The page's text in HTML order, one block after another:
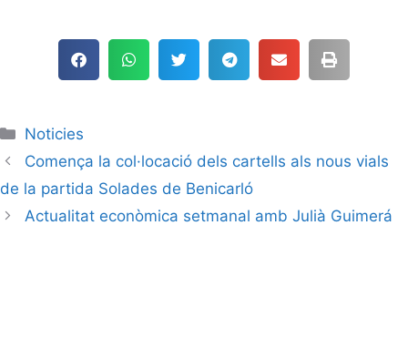
Noticies
Comença la col·locació dels cartells als nous vials
de la partida Solades de Benicarló
Actualitat econòmica setmanal amb Julià Guimerá